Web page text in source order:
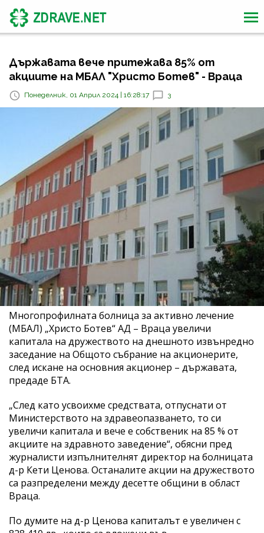
Държавата вече притежава 85% от
акциите на МБАЛ "Христо Ботев" - Враца
Понеделник, 01 Април 2024 | 16:28:17 3
Многопрофилната болница за активно лечение
(МБАЛ) „Христо Ботев“ АД – Враца увеличи
капитала на дружеството на днешното извънредно
заседание на Общото събрание на акционерите,
след искане на основния акционер – държавата,
предаде БТА.
„След като усвоихме средствата, отпуснати от
Министерството на здравеопазването, то си
увеличи капитала и вече е собственик на 85 % от
акциите на здравното заведение“, обясни пред
журналисти изпълнителнят директор на болницата
д-р Кети Ценова. Останалите акции на дружеството
са разпределени между десетте общини в област
Враца.
По думите на д-р Ценова капиталът е увеличен с